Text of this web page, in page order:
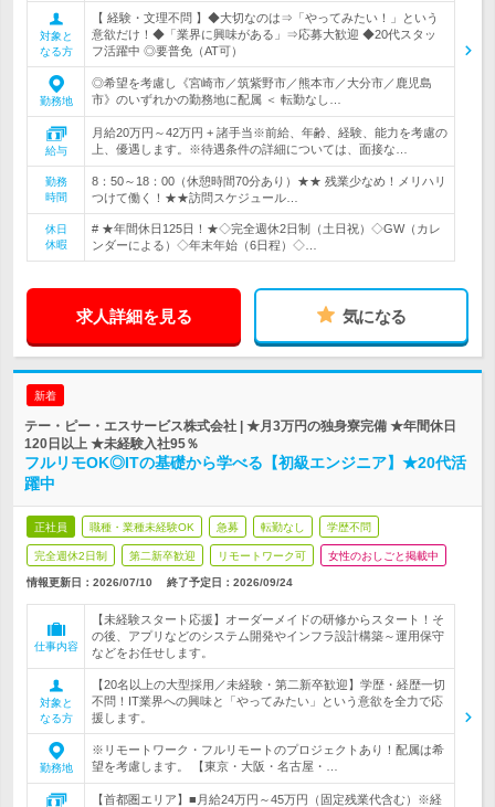
対象と
なる方
【 経験・文理不問 】◆大切なのは⇒「やってみたい！」という
意欲だけ！◆「業界に興味がある」⇒応募大歓迎 ◆20代スタッ
フ活躍中 ◎要普免（AT可）
勤務地
◎希望を考慮し《宮崎市／筑紫野市／熊本市／大分市／鹿児島
市》のいずれかの勤務地に配属 ＜ 転勤なし…
給与
月給20万円～42万円 + 諸手当※前給、年齢、経験、能力を考慮の
上、優遇します。※待遇条件の詳細については、面接な…
勤務
時間
8：50～18：00（休憩時間70分あり）★★ 残業少なめ！メリハリ
つけて働く！★★訪問スケジュール…
休日
休暇
# ★年間休日125日！★◇完全週休2日制（土日祝）◇GW（カレ
ンダーによる）◇年末年始（6日程）◇…
求人詳細を見る 気になる
新着
テー・ピー・エスサービス株式会社 | ★月3万円の独身寮完備 ★年間休日
120日以上 ★未経験入社95％
フルリモOK◎ITの基礎から学べる【初級エンジニア】★20代活
躍中
正社員 職種・業種未経験OK 急募 転勤なし 学歴不問
完全週休2日制 第二新卒歓迎 リモートワーク可 女性のおしごと掲載中
情報更新日：2026/07/10 終了予定日： 2026/09/24
仕事内容
【未経験スタート応援】オーダーメイドの研修からスタート！そ
の後、アプリなどのシステム開発やインフラ設計構築～運用保守
などをお任せします。
対象と
なる方
【20名以上の大型採用／未経験・第二新卒歓迎】学歴・経歴一切
不問！IT業界への興味と「やってみたい」という意欲を全力で応
援します。
勤務地
※リモートワーク・フルリモートのプロジェクトあり！配属は希
望を考慮します。 【東京・大阪・名古屋・…
【首都圏エリア】■月給24万円～45万円（固定残業代含む）※経